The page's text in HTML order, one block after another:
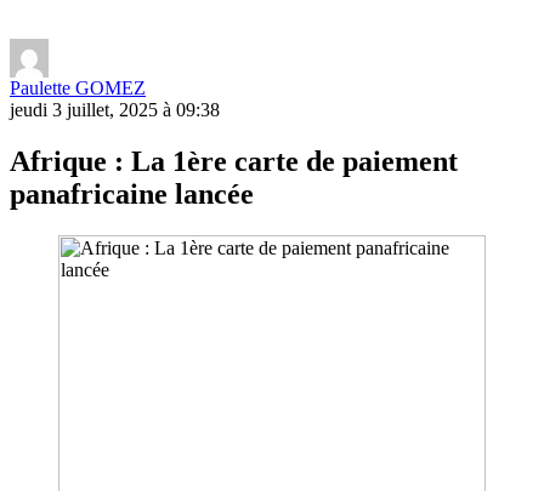
Paulette GOMEZ
jeudi 3 juillet, 2025 à 09:38
Afrique : La 1ère carte de paiement
panafricaine lancée